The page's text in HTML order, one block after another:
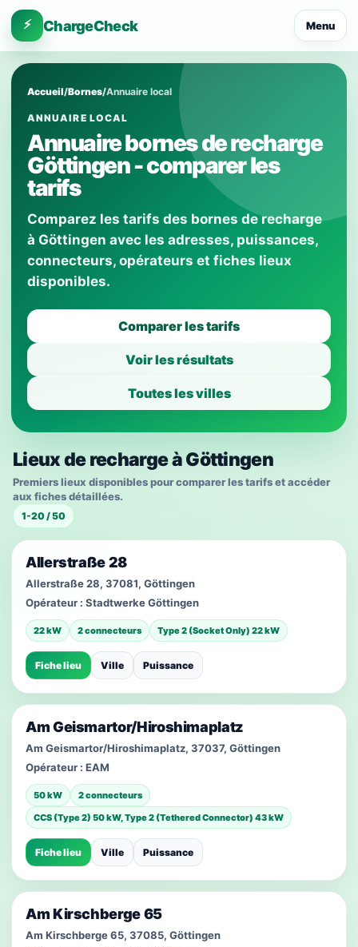
⚡ ChargeCheck Menu
Accueil/Bornes/Annuaire local
ANNUAIRE LOCAL
Annuaire bornes de recharge
Göttingen - comparer les
tarifs
Comparez les tarifs des bornes de recharge
à Göttingen avec les adresses, puissances,
connecteurs, opérateurs et fiches lieux
disponibles.
Comparer les tarifs
Voir les résultats
Toutes les villes
Lieux de recharge à Göttingen
Premiers lieux disponibles pour comparer les tarifs et accéder
aux fiches détaillées.
1-20 / 50
Allerstraße 28
Allerstraße 28, 37081, Göttingen
Opérateur : Stadtwerke Göttingen
22 kW 2 connecteurs Type 2 (Socket Only) 22 kW
Fiche lieu Ville Puissance
Am Geismartor/Hiroshimaplatz
Am Geismartor/Hiroshimaplatz, 37037, Göttingen
Opérateur : EAM
50 kW
2 connecteurs
CCS (Type 2) 50 kW, Type 2 (Tethered Connector) 43 kW
Fiche lieu Ville Puissance
Am Kirschberge 65
Am Kirschberge 65, 37085, Göttingen